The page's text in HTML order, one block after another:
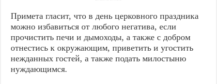
Примета гласит, что в день церковного праздника
можно избавиться от любого негатива, если
прочистить печи и дымоходы, а также с добром
отнестись к окружающим, приветить и угостить
нежданных гостей, а также подать милостыню
нуждающимся.